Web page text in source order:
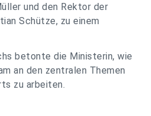
und den Rektor der
Schütze, zu einem
betonte die Ministerin, wie
an den zentralen Themen
zu arbeiten.
Spitze zum Austausch